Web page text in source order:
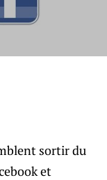
sortir du
et